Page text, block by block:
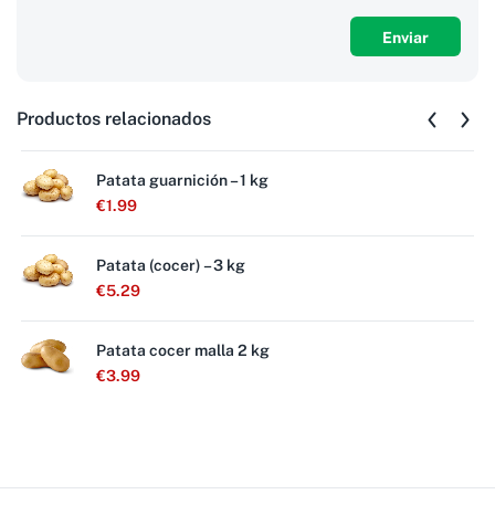
Productos relacionados
Patata guarnición – 1 kg
€1.99
Patata (cocer) – 3 kg
€5.29
Patata cocer malla 2 kg
€3.99